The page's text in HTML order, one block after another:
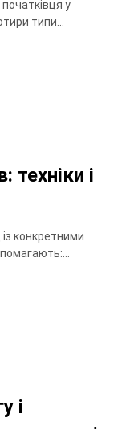
у
типи…
техніки і
конкретними
і